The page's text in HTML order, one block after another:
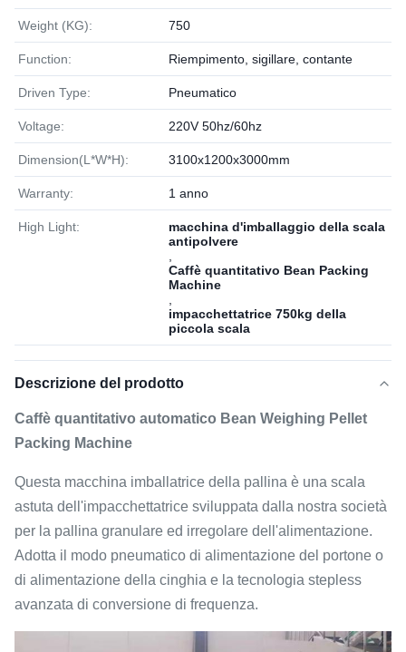
Weight (KG): 750
Function: Riempimento, sigillare, contante
Driven Type: Pneumatico
Voltage: 220V 50hz/60hz
Dimension(L*W*H): 3100x1200x3000mm
Warranty: 1 anno
High Light:
macchina d'imballaggio della scala
antipolvere
Caffè quantitativo Bean Packing
Machine
impacchettatrice 750kg della
piccola scala
Descrizione del prodotto
Caffè quantitativo automatico Bean Weighing Pellet
Packing Machine
Questa macchina imballatrice della pallina è una scala
astuta dell'impacchettatrice sviluppata dalla nostra società
per la pallina granulare ed irregolare dell'alimentazione.
Adotta il modo pneumatico di alimentazione del portone o
di alimentazione della cinghia e la tecnologia stepless
avanzata di conversione di frequenza.